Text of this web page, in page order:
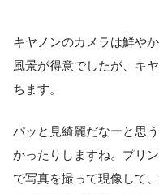
キヤノンのカメラは鮮や
風景が得意でしたが、キ
ちます。
パッと見綺麗だなーと思
かったりしますね。プリ
で写真を撮って現像して